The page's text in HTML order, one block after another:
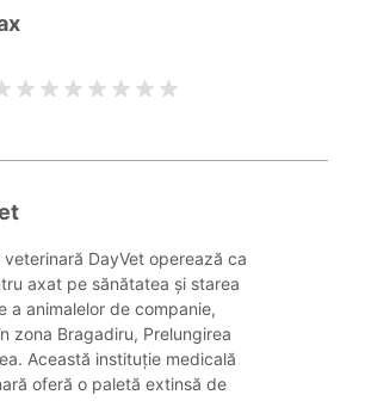
veterinară DayVet operează ca
axat pe sănătatea și starea
a animalelor de companie,
zona Bragadiru, Prelungirea
Această instituție medicală
oferă o paletă extinsă de